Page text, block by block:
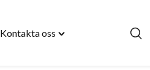
Kontakta ossToggle